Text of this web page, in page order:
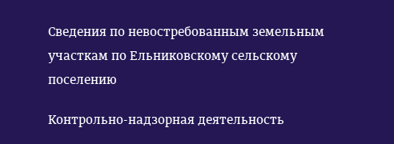
Сведения по невостребованным земельным
участкам по Ельниковскому сельскому
поселению
Контрольно-надзорная деятельность